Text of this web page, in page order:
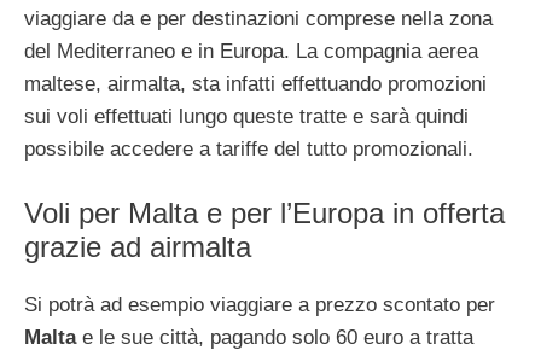
viaggiare da e per destinazioni comprese nella zona
del Mediterraneo e in Europa. La compagnia aerea
maltese, airmalta, sta infatti effettuando promozioni
sui voli effettuati lungo queste tratte e sarà quindi
possibile accedere a tariffe del tutto promozionali.
Voli per Malta e per l’Europa in offerta
grazie ad airmalta
Si potrà ad esempio viaggiare a prezzo scontato per
Maltae le sue città, pagando solo 60 euro a tratta